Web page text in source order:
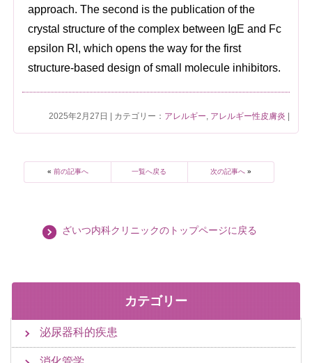
approach. The second is the publication of the
crystal structure of the complex between IgE and Fc
epsilon RI, which opens the way for the first
structure-based design of small molecule inhibitors.
2025年2月27日 | カテゴリー： アレルギー アレルギー性皮膚炎 |
« 前の記事へ 一覧へ戻る 次の記事へ»
ざいつ内科クリニックのトップページに戻る
カテゴリー
泌尿器科的疾患